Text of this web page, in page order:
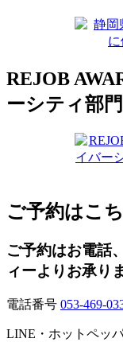
REJOB
ーシティ部
ご予約はこ
ご予約はお電話
ィーよりお承り
電話番号 053-469-
LINE・ホットペッ